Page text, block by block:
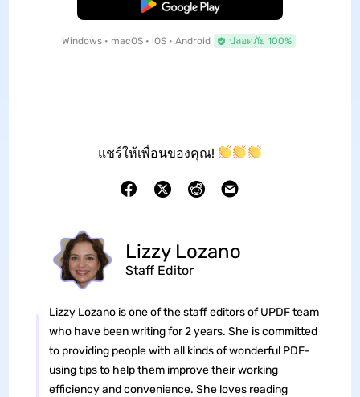
ดาวน์โหลดฟรี
Windows • macOS • iOS • Android ปลอดภัย 100%
แชร์ให้เพื่อนของคุณ!
Lizzy Lozano
Staff Editor
Lizzy Lozano is one of the staff editors of UPDF team
who have been writing for 2 years. She is committed
to providing people with all kinds of wonderful PDF-
using tips to help them improve their working
efficiency and convenience. She loves reading